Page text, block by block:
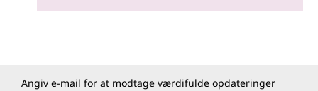
Angiv e-mail for at modtage værdifulde opdateringer